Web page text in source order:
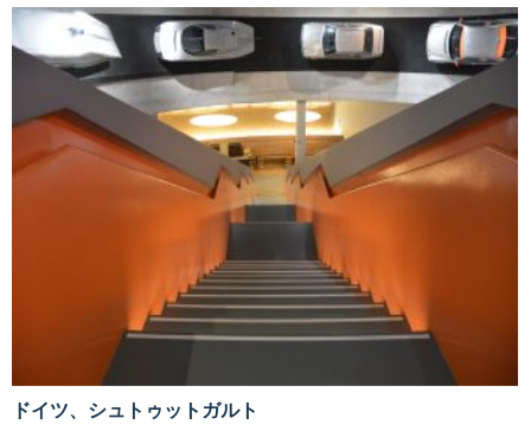
ドイツ、シュトゥットガルト